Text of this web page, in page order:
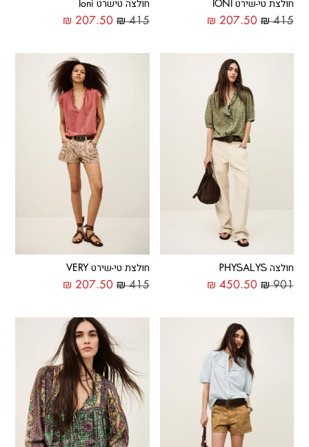
חולצת טי-שירט IONI
₪415
₪ 207.50
חולצה טישרט Ioni
₪415
₪ 207.50
חולצה PHYSALYS
₪901
₪ 450.50
חולצת טי-שירט VERY
₪415
₪ 207.50